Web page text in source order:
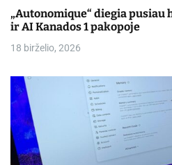
„Autonomique“ diegia
ir AI Kanados 1 pakopoje
18 birželio, 2026